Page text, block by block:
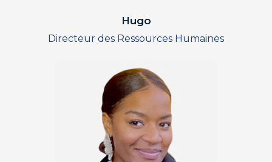
Hugo
Directeur des Ressources Humaines